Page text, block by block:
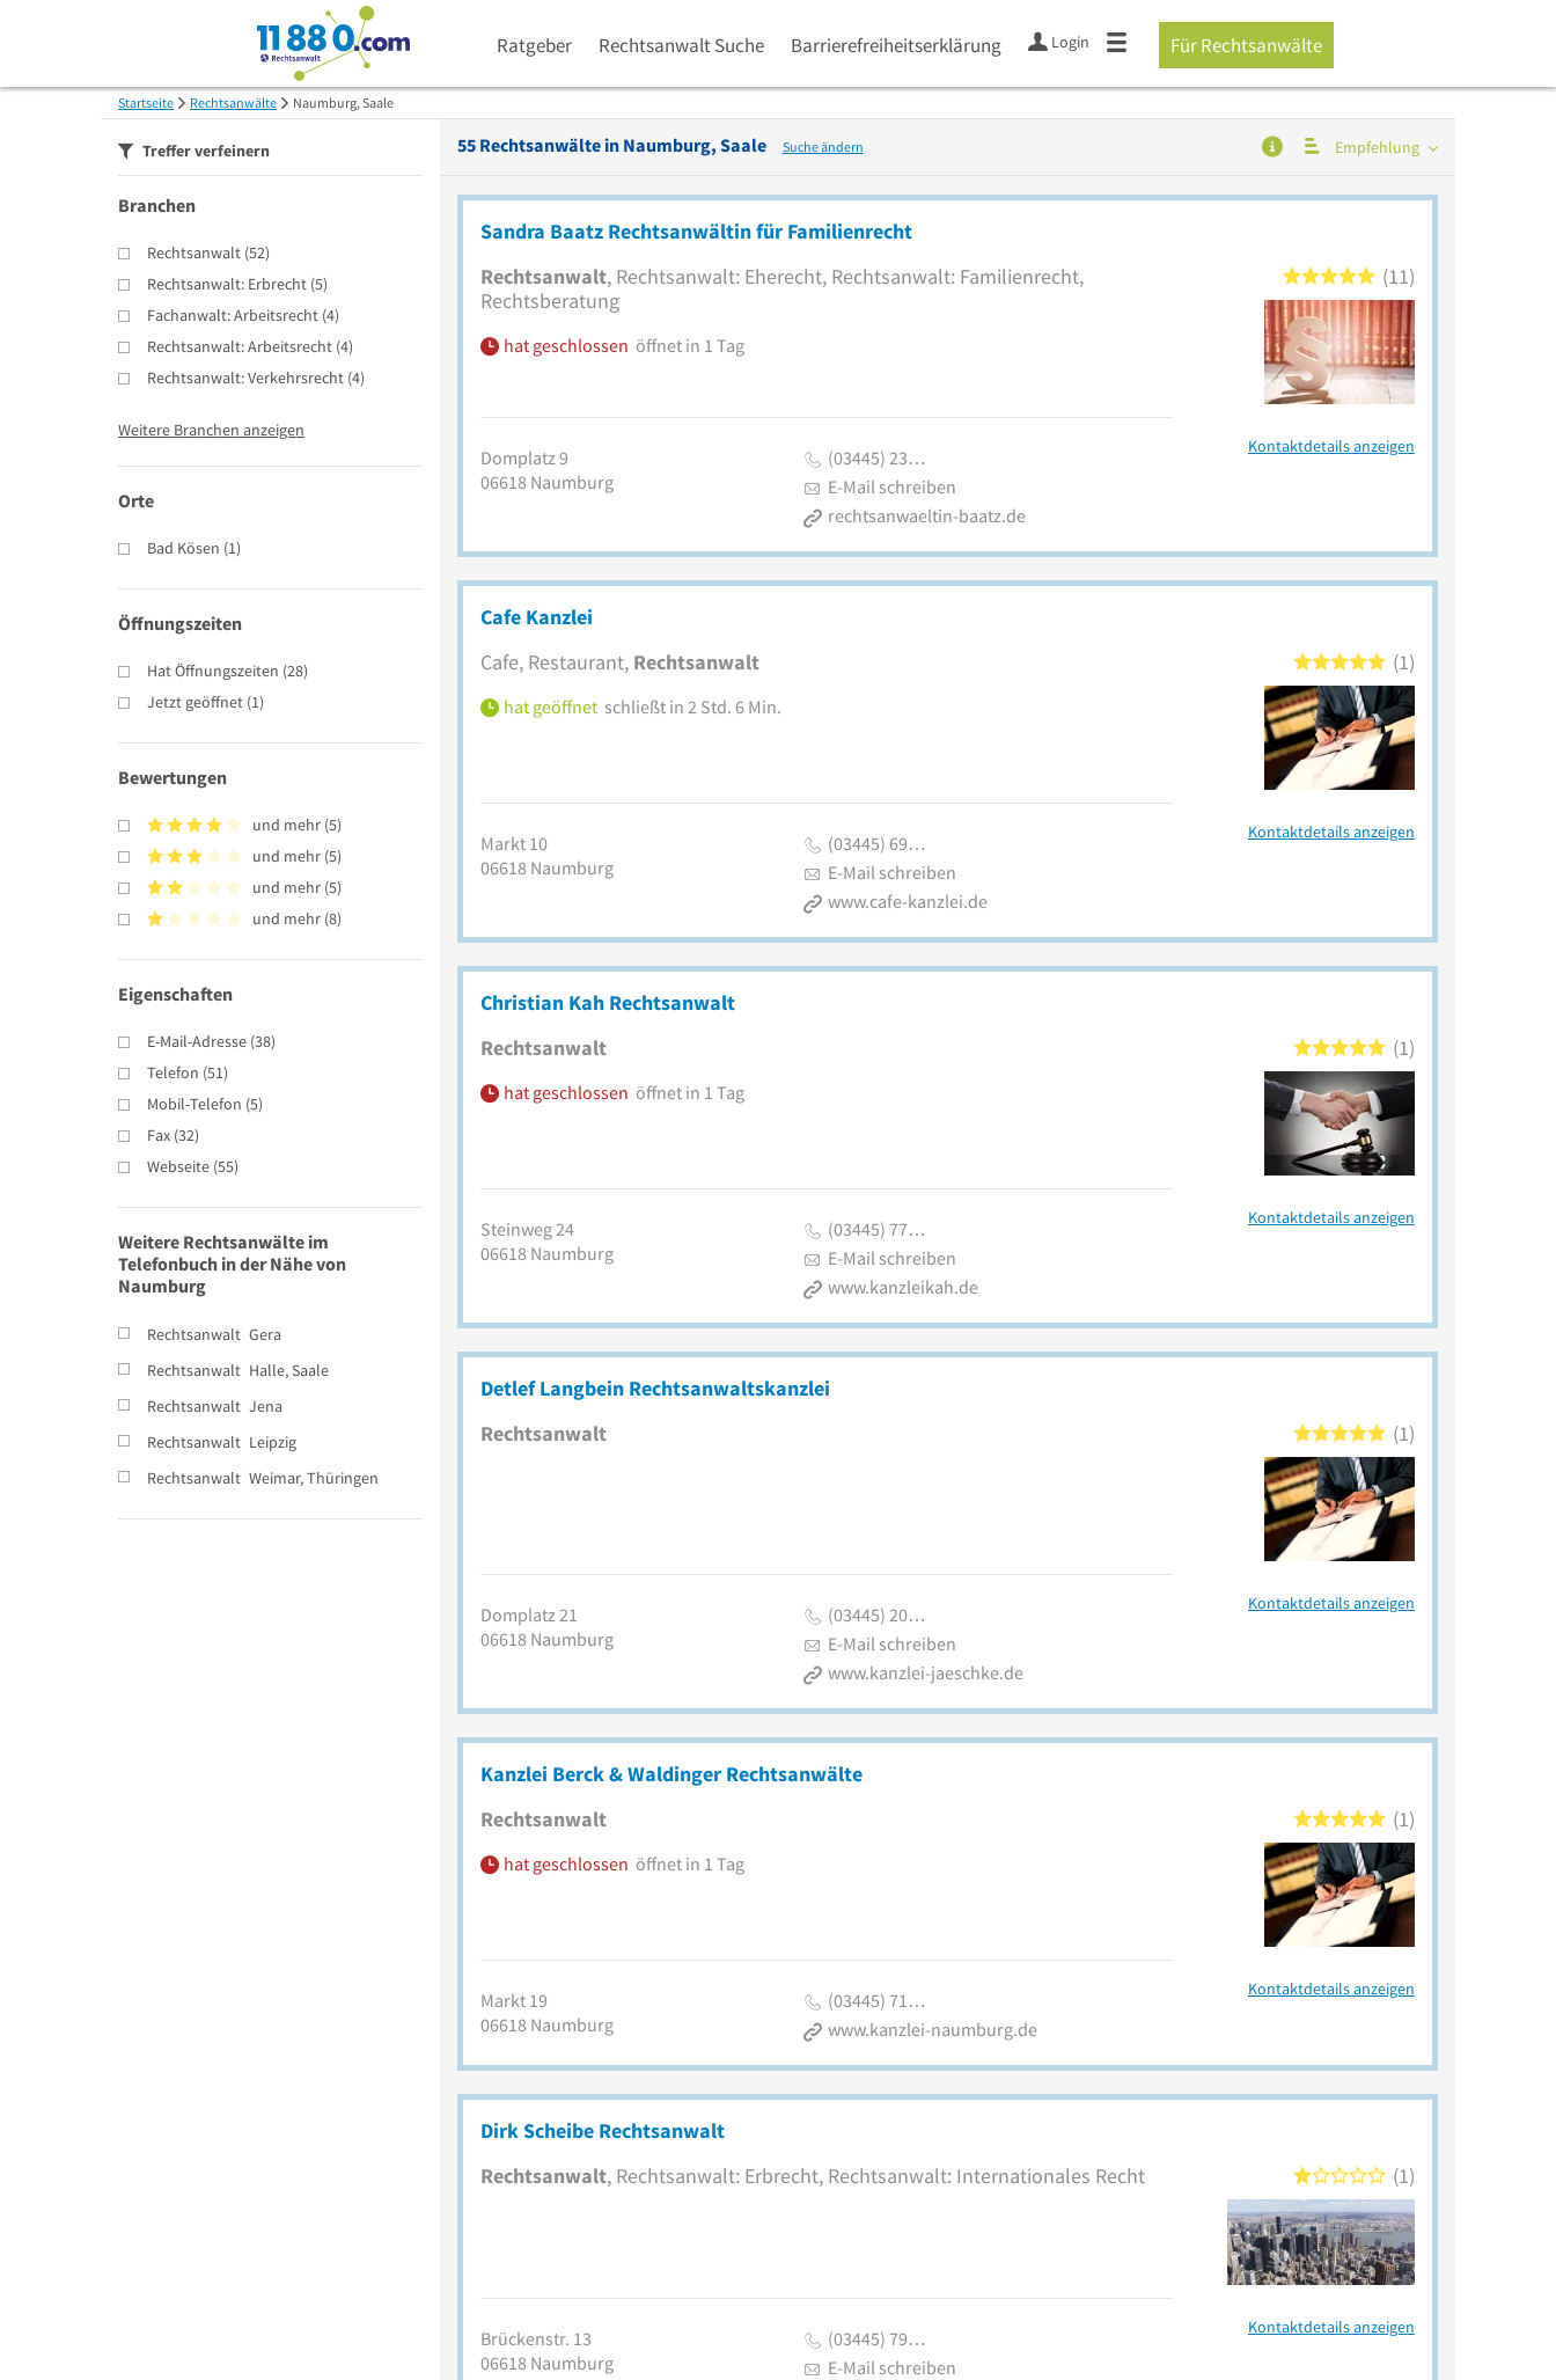
Ratgeber Rechtsanwalt Suche Barrierefreiheitserklärung Login Für Rechtsanwälte
Startseite Rechtsanwälte Naumburg, Saale
Treffer verfeinern
Branchen
Rechtsanwalt (52)
Rechtsanwalt: Erbrecht (5)
Fachanwalt: Arbeitsrecht (4)
Rechtsanwalt: Arbeitsrecht (4)
Rechtsanwalt: Verkehrsrecht (4)
Weitere Branchen anzeigen
Orte
Bad Kösen (1)
Öffnungszeiten
Hat Öffnungszeiten (28)
Jetzt geöffnet (1)
Bewertungen
und mehr (5)
und mehr (5)
und mehr (5)
und mehr (8)
Eigenschaften
E-Mail-Adresse (38)
Telefon (51)
Mobil-Telefon (5)
Fax (32)
Webseite (55)
Weitere Rechtsanwälte im
Telefonbuch in der Nähe von
Naumburg
Rechtsanwalt Gera
Rechtsanwalt Halle, Saale
Rechtsanwalt Jena
Rechtsanwalt Leipzig
Rechtsanwalt Weimar, Thüringen
55 Rechtsanwälte in Naumburg, Saale Suche ändern Empfehlung
Sandra Baatz Rechtsanwältin für Familienrecht
Rechtsanwalt, Rechtsanwalt: Eherecht, Rechtsanwalt: Familienrecht,
Rechtsberatung
hat geschlossen öffnet in 1 Tag
11
Domplatz 9
06618 Naumburg
(03445) 23…
E-Mail schreiben
rechtsanwaeltin-baatz.de
Kontaktdetails anzeigen
Cafe Kanzlei
Cafe, Restaurant, Rechtsanwalt
hat geöffnet schließt in 2 Std. 6 Min.
1
Markt 10
06618 Naumburg
(03445) 69…
E-Mail schreiben
www.cafe-kanzlei.de
Kontaktdetails anzeigen
Christian Kah Rechtsanwalt
Rechtsanwalt
hat geschlossen öffnet in 1 Tag
1
Steinweg 24
06618 Naumburg
(03445) 77…
E-Mail schreiben
www.kanzleikah.de
Kontaktdetails anzeigen
Detlef Langbein Rechtsanwaltskanzlei
Rechtsanwalt
1
Domplatz 21
06618 Naumburg
(03445) 20…
E-Mail schreiben
www.kanzlei-jaeschke.de
Kontaktdetails anzeigen
Kanzlei Berck & Waldinger Rechtsanwälte
Rechtsanwalt
hat geschlossen öffnet in 1 Tag
1
Markt 19
06618 Naumburg
(03445) 71…
www.kanzlei-naumburg.de
Kontaktdetails anzeigen
Dirk Scheibe Rechtsanwalt
Rechtsanwalt, Rechtsanwalt: Erbrecht, Rechtsanwalt: Internationales Recht 1
Brückenstr. 13
06618 Naumburg
(03445) 79…
E-Mail schreiben
Kontaktdetails anzeigen